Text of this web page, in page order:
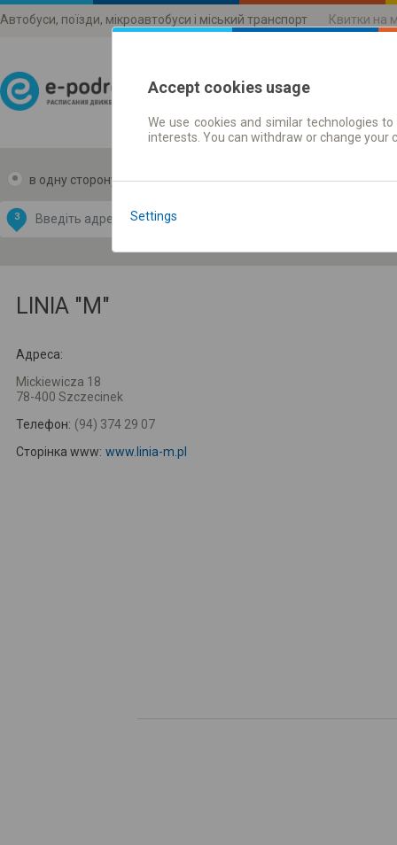
Автобуси, поїзди, мікроавтобуси і міський транспорт Квитки на
Розклади руху
в одну сторону в дві сторони
З
by
OpenStreetMap
LINIA "M"
Адреса:
Mickiewicza 18
78-400 Szczecinek
Телефон: (94) 374 29 07
Сторінка www: www.linia-m.pl
Accept cookies usage
We use cookies and similar technologies
interests. You can withdraw or change
Settings